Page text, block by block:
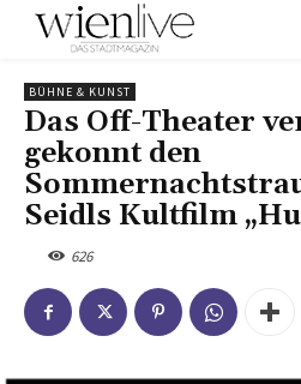
BÜHNE & KUNST
Das Off-Theater
gekonnt den
Seidls Kultfilm
626